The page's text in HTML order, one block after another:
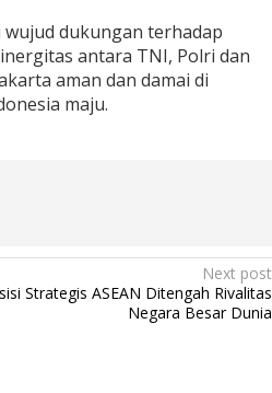
dukungan terhadap
antara TNI, Polri dan
aman dan damai di
maju.
Next post
Strategis ASEAN Ditengah Rivalitas
Negara Besar Dunia